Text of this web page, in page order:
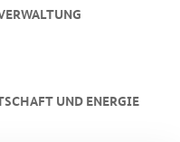
UND ENERGIE